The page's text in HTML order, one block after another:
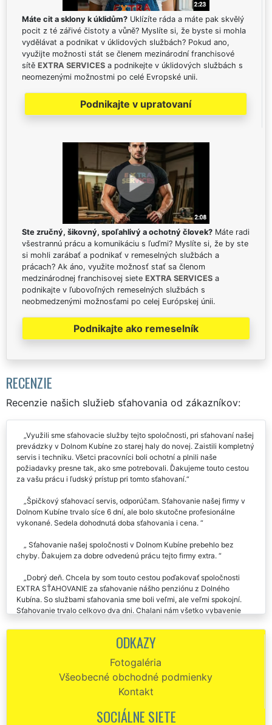
Máte cit a sklony k úklidům? Uklízíte ráda a máte pak skvělý
pocit z té zářivé čistoty a vůně? Myslíte si, že byste si mohla
vydělávat a podnikat v úklidových službách? Pokud ano,
využijte možnosti stát se členem mezinárodní franchisové
sítě EXTRA SERVICES a podnikejte v úklidových službách s
neomezenými možnostmi po celé Evropské unii.
Podnikajte v upratovaní
Ste zručný, šikovný, spoľahlivý a ochotný človek? Máte radi
všestrannú prácu a komunikáciu s ľuďmi? Myslíte si, že by ste
si mohli zarábať a podnikať v remeselných službách a
prácach? Ak áno, využite možnosť stať sa členom
medzinárodnej franchisovej siete EXTRA SERVICES a
podnikajte v ľubovoľných remeselných službách s
neobmedzenými možnosťami po celej Európskej únii.
Podnikajte ako remeselník
RECENZIE
Recenzie našich služieb sťahovania od zákazníkov:
Využili sme sťahovacie služby tejto spoločnosti, pri sťahovaní našej
prevádzky v Dolnom Kubíne zo starej haly do novej. Zaistili kompletný
servis i techniku. Všetci pracovníci boli ochotní a plnili naše
požiadavky presne tak, ako sme potrebovali. Ďakujeme touto cestou
za vašu prácu i ľudský prístup pri tomto sťahovaní.
Špičkový sťahovací servis, odporúčam. Sťahovanie našej firmy v
Dolnom Kubíne trvalo síce 6 dní, ale bolo skutočne profesionálne
vykonané. Sedela dohodnutá doba sťahovania i cena.
Sťahovanie našej spoločnosti v Dolnom Kubíne prebehlo bez
chyby. Ďakujem za dobre odvedenú prácu tejto firmy extra.
Dobrý deň. Chcela by som touto cestou poďakovať spoločnosti
EXTRA SŤAHOVANIE za sťahovanie nášho penziónu z Dolného
Kubína. So službami sťahovania sme boli veľmi, ale veľmi spokojní.
Sťahovanie trvalo celkovo dva dni. Chalani nám všetko vybavenie
rozhodili a rozmiestnili tak, ako sme potrebovali. Cena sedela presne
ako sme sa dohovorili. Nikdy som podobné pochvaly nepísala, ale
napísanie mojej recenzie, či som bola spokojná, robím tak. Bola som
veľmi spokojná a budem všade odporúčať. Pár sťahovacích
spoločností som už vyskúšala, tak viem o čom hovorím.
Skvelá sťahovacia firma, chlapci boli profesionálni, všetko zvládli
na 100%. Pri sťahovaní firmy v Dolnom Kubíne sa nič nezničilo a ani to
ODKAZY
Fotogaléria
Všeobecné obchodné podmienky
Kontakt
SOCIÁLNE SIETE